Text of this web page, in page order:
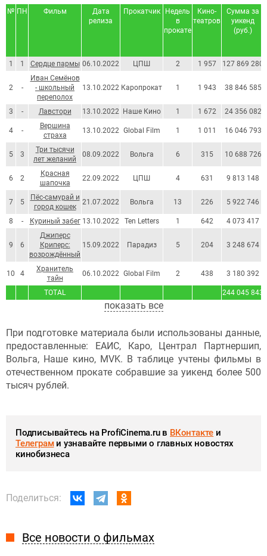
№ ПН Фильм
Дата
релиза
Прокатчик
Недель
в
прокате
Кино-
театров
Сумма за
уикенд
(руб.)
TOTAL 244 045 843
1 1 Сердце пармы 06.10.2022 ЦПШ 2 1 957 127 869 280
2 -
Иван Семёнов
- школьный
переполох
13.10.2022 Каропрокат 1 1 943 38 846 585
3 - Лавстори 13.10.2022 Наше Кино 1 1 672 24 356 082
4 -
Вершина
страха
13.10.2022 Global Film 1 1 011 16 046 793
5 3
Три тысячи
лет желаний
08.09.2022 Вольга 6 315 10 688 726
6 2
Красная
шапочка
22.09.2022 ЦПШ 4 631 9 813 148
7 5
Пёс-самурай и
город кошек
21.07.2022 Вольга 13 226 5 922 746
8 - Куриный забег 13.10.2022 Ten Letters 1 642 4 073 417
9 6
Джиперс
Криперс:
возрождённый
15.09.2022 Парадиз 5 204 3 248 674
10 4
Хранитель
тайн
06.10.2022 Global Film 2 438 3 180 392
показать все
При подготовке материала были использованы данные,
предоставленные: ЕАИС, Каро, Централ Партнершип,
Вольга, Наше кино, MVK. В таблице учтены фильмы в
отечественном прокате собравшие за уикенд более 500
тысяч рублей.
Подписывайтесь на ProfiCinema.ru в ВКонтакте и
Телеграми узнавайте первыми о главных новостях
кинобизнеса
Поделиться:
Все новости о фильмах